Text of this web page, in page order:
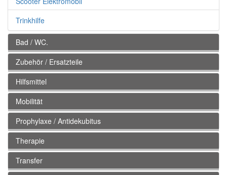
Trinkhilfe
Bad / WC.
Zubehör / Ersatzteile
Hilfsmittel
Mobilität
Prophylaxe / Antidekubitus
Therapie
Transfer